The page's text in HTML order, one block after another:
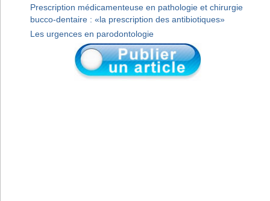
Prescription médicamenteuse en pathologie et chirurgie
bucco-dentaire : «la prescription des antibiotiques»
Les urgences en parodontologie